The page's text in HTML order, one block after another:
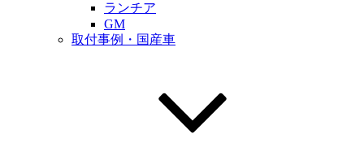
ランチア
GM
取付事例・国産車